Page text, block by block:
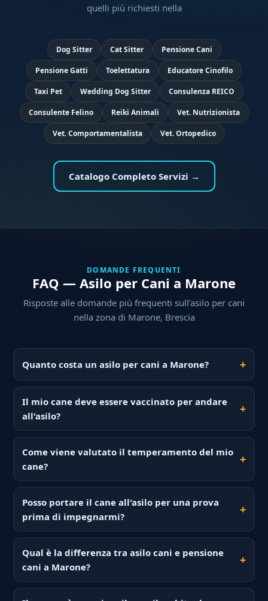
quelli più richiesti nella
Dog Sitter Cat Sitter Pensione Cani
Pensione Gatti Toelettatura Educatore Cinofilo
Taxi Pet Wedding Dog Sitter Consulenza REICO
Consulente Felino Reiki Animali Vet. Nutrizionista
Vet. Comportamentalista Vet. Ortopedico
Catalogo Completo Servizi →
DOMANDE FREQUENTI
FAQ — Asilo per Cani a Marone
Risposte alle domande più frequenti sull'asilo per cani
nella zona di Marone, Brescia
Quanto costa un asilo per cani a Marone?
Il mio cane deve essere vaccinato per andare
all'asilo?
Come viene valutato il temperamento del mio
cane?
Posso portare il cane all'asilo per una prova
prima di impegnarmi?
Qual è la differenza tra asilo cani e pensione
cani a Marone?